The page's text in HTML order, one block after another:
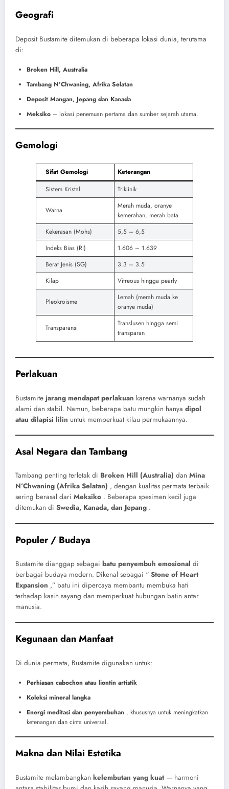
Geografi
Deposit Bustamite ditemukan di beberapa lokasi dunia, terutama
di:
Broken Hill, Australia
Tambang N’Chwaning, Afrika Selatan
Deposit Mangan, Jepang dan Kanada
Meksiko – lokasi penemuan pertama dan sumber sejarah utama.
Gemologi
Sifat Gemologi
Keterangan
Sistem Kristal
Triklinik
Warna
Merah muda, oranye
kemerahan, merah bata
Kekerasan (Mohs)
5,5 – 6,5
Indeks Bias (RI)
1.606 – 1.639
Berat Jenis (SG)
3.3 – 3.5
Kilap
Vitreous hingga pearly
Pleokroisme
Lemah (merah muda ke
oranye muda)
Transparansi
Translusen hingga semi
transparan
Perlakuan
Bustamite jarang mendapat perlakuan karena warnanya sudah
alami dan stabil. Namun, beberapa batu mungkin hanya dipol
atau dilapisi lilin untuk memperkuat kilau permukaannya.
Asal Negara dan Tambang
Tambang penting terletak di Broken Hill (Australia) dan Mina
N’Chwaning (Afrika Selatan) , dengan kualitas permata terbaik
sering berasal dari Meksiko . Beberapa spesimen kecil juga
ditemukan di Swedia, Kanada, dan Jepang .
Populer / Budaya
Bustamite dianggap sebagai batu penyembuh emosional di
berbagai budaya modern. Dikenal sebagai “ Stone of Heart
Expansion ,” batu ini dipercaya membantu membuka hati
terhadap kasih sayang dan memperkuat hubungan batin antar
manusia.
Kegunaan dan Manfaat
Di dunia permata, Bustamite digunakan untuk:
Perhiasan cabochon atau liontin artistik
Koleksi mineral langka
Energi meditasi dan penyembuhan , khususnya untuk meningkatkan
ketenangan dan cinta universal.
Makna dan Nilai Estetika
Bustamite melambangkan kelembutan yang kuat— harmoni